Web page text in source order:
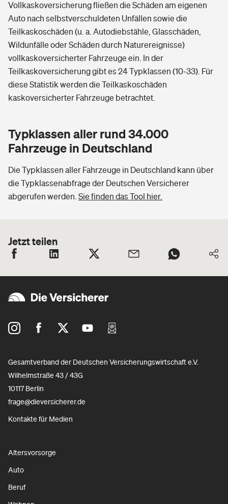
Vollkaskoversicherung fließen die Schäden am eigenen
Auto nach selbstverschuldeten Unfällen sowie die
Teilkaskoschäden (u. a. Autodiebstähle, Glasschäden,
Wildunfälle oder Schäden durch Naturereignisse)
vollkaskoversicherter Fahrzeuge ein. In der
Teilkaskoversicherung gibt es 24 Typklassen (10-33). Für
diese Statistik werden die Teilkaskoschäden
kaskoversicherter Fahrzeuge betrachtet.
Typklassen aller rund 34.000
Fahrzeuge in Deutschland
Die Typklassen aller Fahrzeuge in Deutschland kann über
die Typklassenabfrage der Deutschen Versicherer
abgerufen werden. Sie finden das Tool hier.
Jetzt teilen
Gesamtverband der Deutschen Versicherungswirtschaft e.V.
Wilhelmstraße 43 / 43G
10117 Berlin
frage@dieversicherer.de
Kontakte für Medien
Altersvorsorge
Auto
Beruf